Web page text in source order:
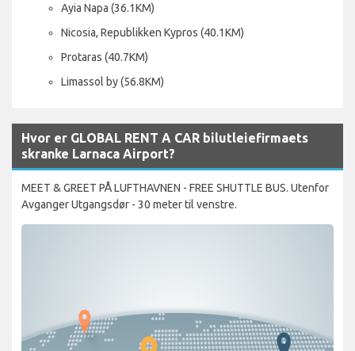
Ayia Napa (36.1KM)
Nicosia, Republikken Kypros (40.1KM)
Protaras (40.7KM)
Limassol by (56.8KM)
Hvor er GLOBAL RENT A CAR bilutleiefirmaets
skranke Larnaca Airport?
MEET & GREET PÅ LUFTHAVNEN - FREE SHUTTLE BUS. Utenfor
Avganger Utgangsdør - 30 meter til venstre.